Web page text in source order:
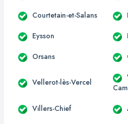
Courtetain-et-Salans
Eysson
Orsans
Vellerot-lès-Vercel
Villers-Chief